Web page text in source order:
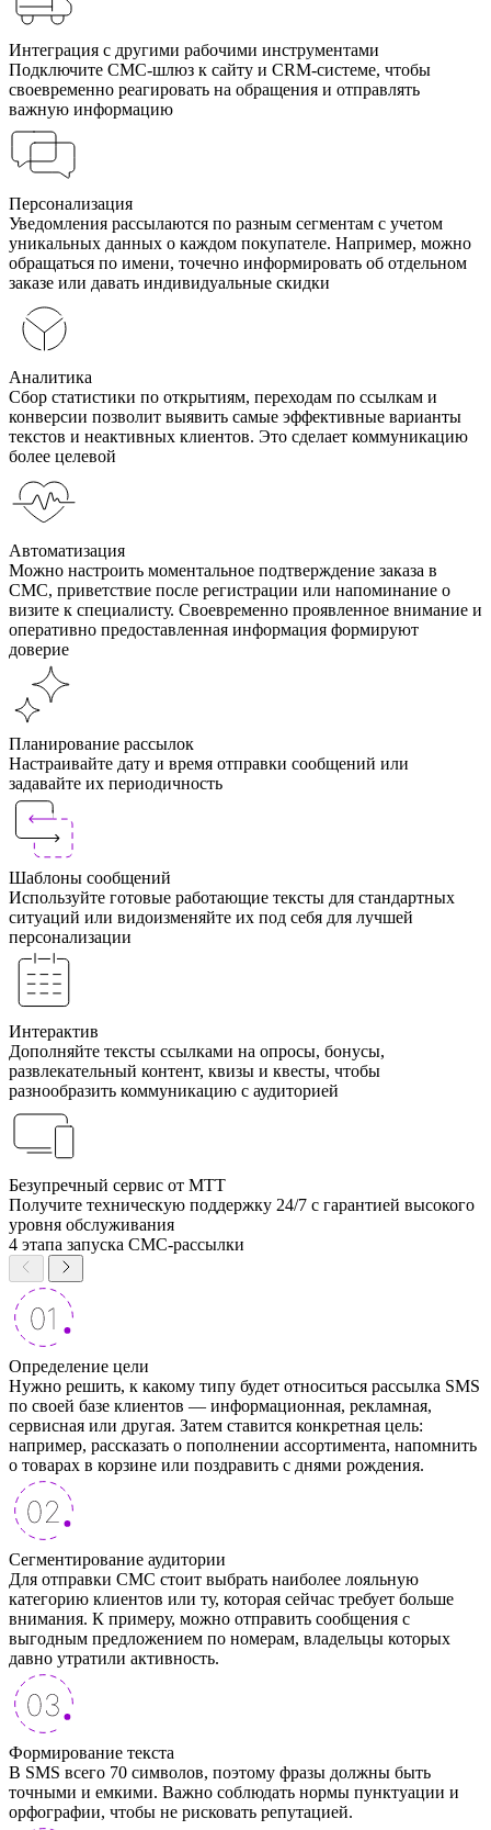
Интеграция с другими рабочими инструментами
Подключите СМС-шлюз к сайту и CRM-системе, чтобы
своевременно реагировать на обращения и отправлять
важную информацию
Персонализация
Уведомления рассылаются по разным сегментам с учетом
уникальных данных о каждом покупателе. Например, можно
обращаться по имени, точечно информировать об отдельном
заказе или давать индивидуальные скидки
Аналитика
Сбор статистики по открытиям, переходам по ссылкам и
конверсии позволит выявить самые эффективные варианты
текстов и неактивных клиентов. Это сделает коммуникацию
более целевой
Автоматизация
Можно настроить моментальное подтверждение заказа в
СМС, приветствие после регистрации или напоминание о
визите к специалисту. Своевременно проявленное внимание и
оперативно предоставленная информация формируют
доверие
Планирование рассылок
Настраивайте дату и время отправки сообщений или
задавайте их периодичность
Шаблоны сообщений
Используйте готовые работающие тексты для стандартных
ситуаций или видоизменяйте их под себя для лучшей
персонализации
Интерактив
Дополняйте тексты ссылками на опросы, бонусы,
развлекательный контент, квизы и квесты, чтобы
разнообразить коммуникацию с аудиторией
Безупречный сервис от МТТ
Получите техническую поддержку 24/7 с гарантией высокого
уровня обслуживания
4 этапа запуска СМС-рассылки
Определение цели
Нужно решить, к какому типу будет относиться рассылка SMS
по своей базе клиентов — информационная, рекламная,
сервисная или другая. Затем ставится конкретная цель:
например, рассказать о пополнении ассортимента, напомнить
о товарах в корзине или поздравить с днями рождения.
Сегментирование аудитории
Для отправки СМС стоит выбрать наиболее лояльную
категорию клиентов или ту, которая сейчас требует больше
внимания. К примеру, можно отправить сообщения с
выгодным предложением по номерам, владельцы которых
давно утратили активность.
Формирование текста
В SMS всего 70 символов, поэтому фразы должны быть
точными и емкими. Важно соблюдать нормы пунктуации и
орфографии, чтобы не рисковать репутацией.